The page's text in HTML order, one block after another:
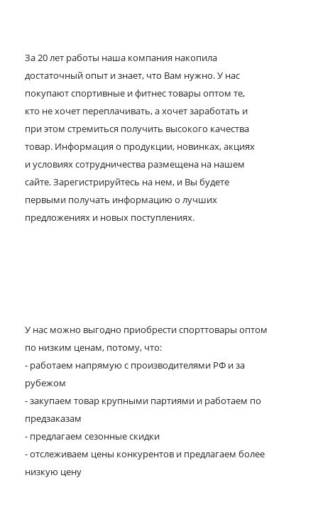
За 20 лет работы наша компания накопила
достаточный опыт и знает, что Вам нужно. У нас
покупают спортивные и фитнес товары оптом те,
кто не хочет переплачивать, а хочет заработать и
при этом стремиться получить высокого качества
товар. Информация о продукции, новинках, акциях
и условиях сотрудничества размещена на нашем
сайте. Зарегистрируйтесь на нем, и Вы будете
первыми получать информацию о лучших
предложениях и новых поступлениях.
У нас можно выгодно приобрести спорттовары оптом
по низким ценам, потому, что:
- работаем напрямую с производителями РФ и за
рубежом
- закупаем товар крупными партиями и работаем по
предзаказам
- предлагаем сезонные скидки
- отслеживаем цены конкурентов и предлагаем более
низкую цену